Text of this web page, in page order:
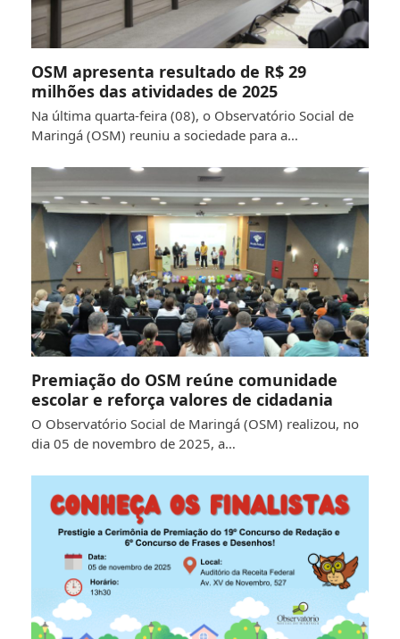
OSM apresenta resultado de R$ 29
milhões das atividades de 2025
Na última quarta-feira (08), o Observatório Social de
Maringá (OSM) reuniu a sociedade para a…
Premiação do OSM reúne comunidade
escolar e reforça valores de cidadania
O Observatório Social de Maringá (OSM) realizou, no
dia 05 de novembro de 2025, a…